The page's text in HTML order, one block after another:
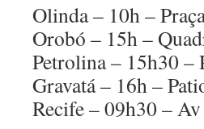
Olinda – 10h –
Orobó – 15h –
Petrolina – 15h30 –
Gravatá – 16h –
Recife – 09h30 –